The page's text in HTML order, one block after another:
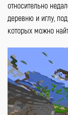
относительно
деревню и иглу,
которых можно